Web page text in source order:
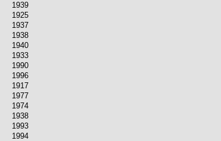
1939
1925
1937
1938
1940
1933
1990
1996
1917
1977
1974
1938
1993
1994